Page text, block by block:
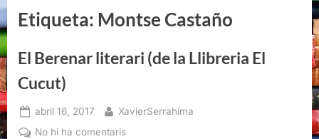
Etiqueta: Montse Castaño
El Berenar literari (de la Llibreria El
Cucut)
Posted
on
abril 16, 2017 By
XavierSerrahima
No hi ha comentarisa